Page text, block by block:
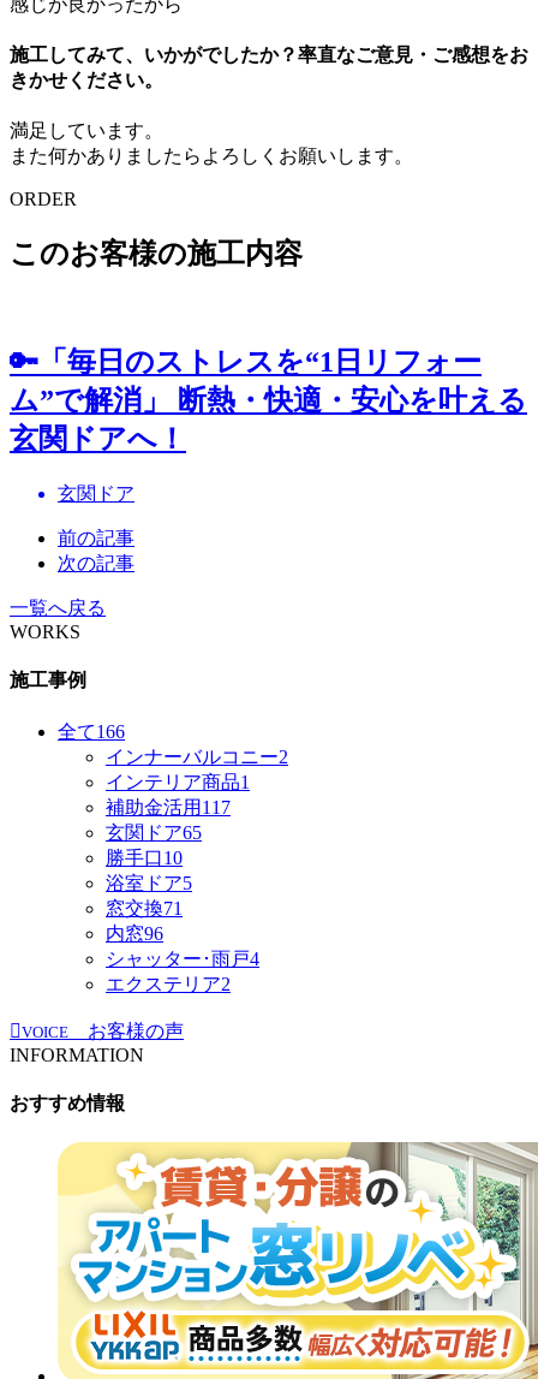
施工してみて、いかがでしたか？率直なご意見・ご感想をお
きかせください。
満足しています。
また何かありましたらよろしくお願いします。
ORDER
このお客様の施工内容
🔑「毎日のストレスを“1日リフォー
ム”で解消」 断熱・快適・安心を叶える
玄関ドアへ！
玄関ドア
前の記事
次の記事
一覧へ戻る
WORKS
施工事例
全て166
インナーバルコニー2
インテリア商品1
補助金活用 117
玄関ドア65
勝手口10
浴室ドア5
窓交換71
内窓96
シャッター･雨戸4
エクステリア2
VOICE
お客様の声
INFORMATION
おすすめ情報